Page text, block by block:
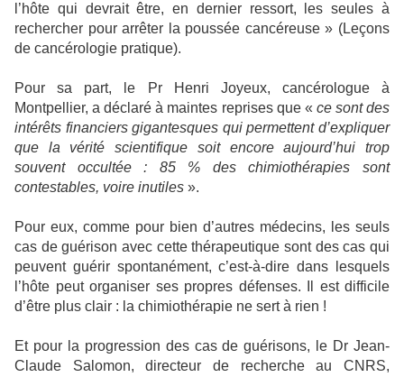
l’hôte qui devrait être, en dernier ressort, les seules à
rechercher pour arrêter la poussée cancéreuse » (Leçons
de cancérologie pratique).
Pour sa part, le Pr Henri Joyeux, cancérologue à
Montpellier, a déclaré à maintes reprises que « ce sont des
intérêts financiers gigantesques qui permettent d’expliquer
que la vérité scientifique soit encore aujourd’hui trop
souvent occultée : 85 % des chimiothérapies sont
contestables, voire inutiles ».
Pour eux, comme pour bien d’autres médecins, les seuls
cas de guérison avec cette thérapeutique sont des cas qui
peuvent guérir spontanément, c’est-à-dire dans lesquels
l’hôte peut organiser ses propres défenses. Il est difficile
d’être plus clair : la chimiothérapie ne sert à rien !
Et pour la progression des cas de guérisons, le Dr Jean-
Claude Salomon, directeur de recherche au CNRS,